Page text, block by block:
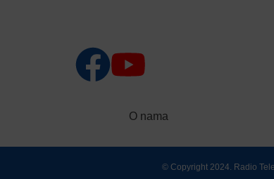
O nama
© Copyright 2024. Radio